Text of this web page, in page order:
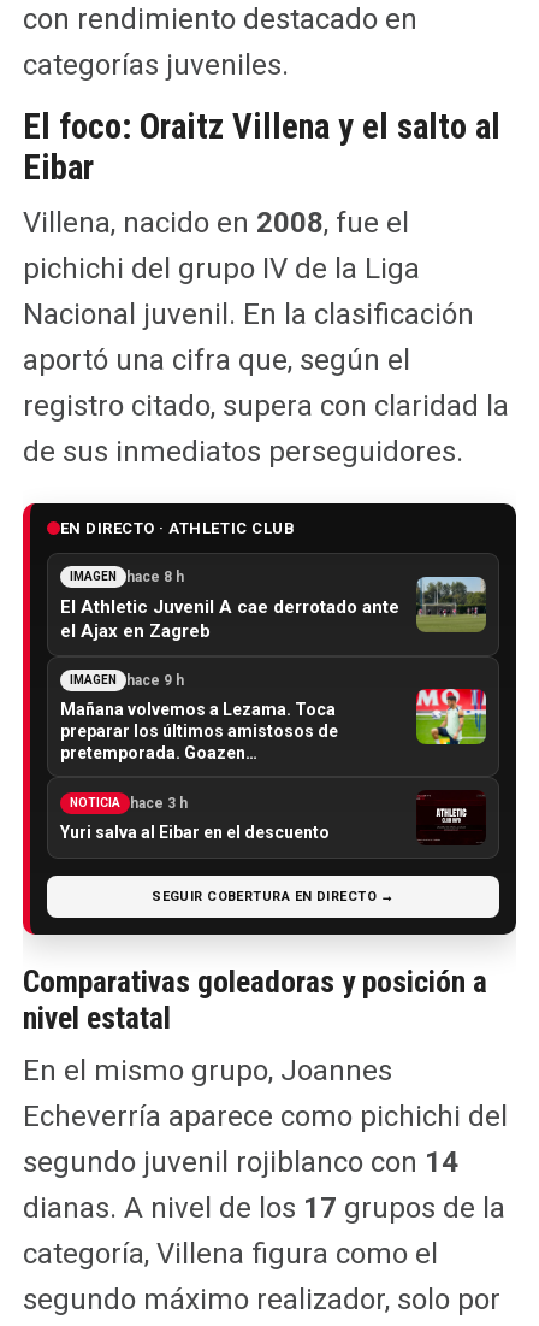
con rendimiento destacado en
categorías juveniles.
El foco: Oraitz Villena y el salto al
Eibar
Villena, nacido en 2008, fue el
pichichi del grupo IV de la Liga
Nacional juvenil. En la clasificación
aportó una cifra que, según el
registro citado, supera con claridad la
de sus inmediatos perseguidores.
EN DIRECTO · ATHLETIC CLUB
IMAGEN hace 8 h
El Athletic Juvenil A cae derrotado ante
el Ajax en Zagreb
IMAGEN hace 9 h
Mañana volvemos a Lezama. Toca
preparar los últimos amistosos de
pretemporada. Goazen…
NOTICIA hace 3 h
Yuri salva al Eibar en el descuento
SEGUIR COBERTURA EN DIRECTO →
Comparativas goleadoras y posición a
nivel estatal
En el mismo grupo, Joannes
Echeverría aparece como pichichi del
segundo juvenil rojiblanco con 14
dianas. A nivel de los 17 grupos de la
categoría, Villena figura como el
segundo máximo realizador, solo por